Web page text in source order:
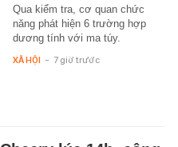
Qua kiểm tra, cơ quan chức
năng phát hiện 6 trường hợp
dương tính với ma túy.
XÃ HỘI - 7 giờ trước